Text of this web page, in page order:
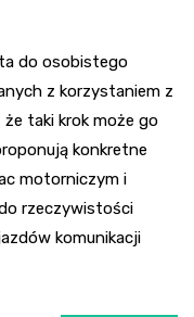
do osobistego
z korzystaniem z
że taki krok może go
konkretne
motorniczym i
rzeczywistości
komunikacji